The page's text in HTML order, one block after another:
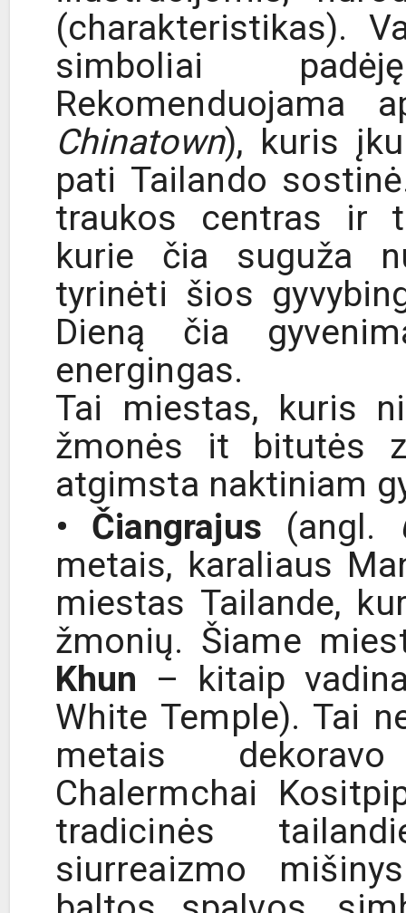
(charakteristikas).
simboliai
Rekomenduojama
Chinatown), kuris
pati Tailando
traukos centras ir
kurie čia suguža
tyrinėti šios
Dieną čia
energingas.
Tai miestas, kuris
žmonės it bitutės
atgimsta naktiniam
• Čiangrajus (angl.
metais, karaliaus
miestas Tailande,
žmonių. Šiame
Khun – kitaip
White Temple). Tai
metais
Chalermchai
tradicinės
siurreaizmo